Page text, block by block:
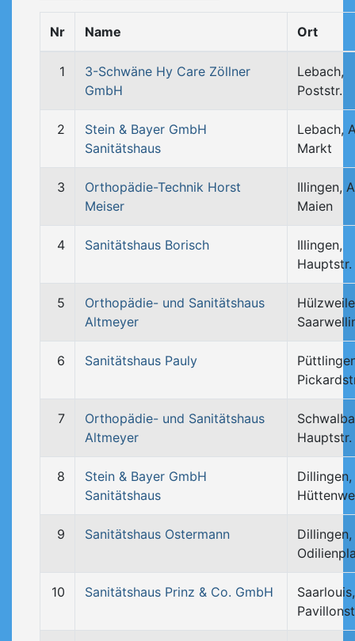
Nr Name Ort
1
3-Schwäne Hy Care Zöllner
GmbH
Lebach,
Poststr.
2
Stein & Bayer GmbH
Sanitätshaus
Lebach,
Markt
3
Orthopädie-Technik Horst
Meiser
Illingen,
Maien
4 Sanitätshaus Borisch
Illingen,
Hauptstr.
5
Orthopädie- und Sanitätshaus
Altmeyer
6 Sanitätshaus Pauly
7
Orthopädie- und Sanitätshaus
Altmeyer
Hauptstr.
8
Stein & Bayer GmbH
Sanitätshaus
Dillingen,
9 Sanitätshaus Ostermann
Dillingen,
10 Sanitätshaus Prinz & Co. GmbH
Saarlouis,
Pavillonst